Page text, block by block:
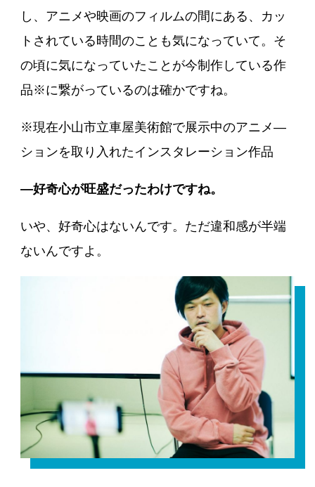
し、アニメや映画のフィルムの間にある、カッ
トされている時間のことも気になっていて。そ
の頃に気になっていたことが今制作している作
品※に繋がっているのは確かですね。
※現在小山市立車屋美術館で展示中のアニメ―
ションを取り入れたインスタレーション作品
―好奇心が旺盛だったわけですね。
いや、好奇心はないんです。ただ違和感が半端
ないんですよ。